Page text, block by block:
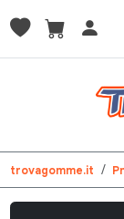
trovagomme.it